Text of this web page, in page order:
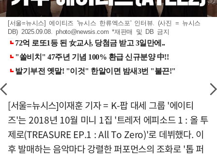
[서울=뉴시스] 에이티즈 '뉴시스 한류엑스포' 인터뷰. (사진 = 뉴시스
DB) 2025.09.08.photo@newsis.com *재판매 및 DB 금지
[서울=뉴시스]이재훈 기자 = K-팝 대세 그룹 '에이티
즈'는 2018년 10월 미니 1집 '트레저 에피소드 1 : 올 투
제로(TREASURE EP.1 : All To Zero)'로 데뷔했다. 이
후 발매하는 음악마다 강렬한 퍼포먼스의 조화로 '톱 퍼